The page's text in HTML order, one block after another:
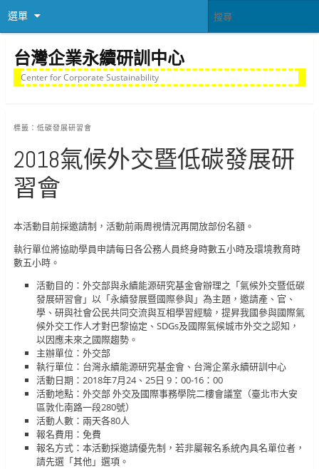
選單
台灣企業永續研訓中心
Center for Corporate Sustainability
標籤： 低碳發展研習會
2018氣候外交暨低碳發展研
習會
本活動目前採邀請制，活動前兩周視情況再開放部份名額。
執行單位將協助學員申請每日各公務人員終身時數五小時及環境教育時
數五小時。
活動目的：外交部與永續能源研究基金會辦理之「氣候外交暨低碳
發展研習會」以「永續發展暨國際參與」為主題，邀請產、官、
學、研與社會公民共同交流與互相學習經驗，提昇我國參與國際氣
候外交工作人才對巴黎協定、SDGs及國際氣候城市外交之認知，
以因應未來之國際趨勢。
主辦單位：外交部
執行單位：台灣永續能源研究基金會、台灣企業永續研訓中心
活動日期：2018年7月24、25日 9：00-16：00
活動地點：外交部 外交及國際事務學院二樓會議室（臺北市大安
區敦化南路一段280號）
活動人數：兩天各80人
報名費用：免費
報名方式：本活動採邀請優先制，若非屬報名系統內具名單位者，
請先選「其他」選項。